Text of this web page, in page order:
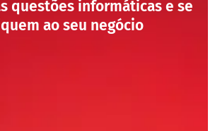
questões informáticas e se
ao seu negócio